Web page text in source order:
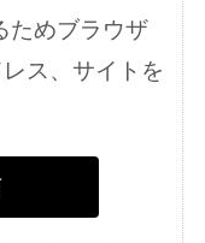
ためブラウザ
ス、サイトを